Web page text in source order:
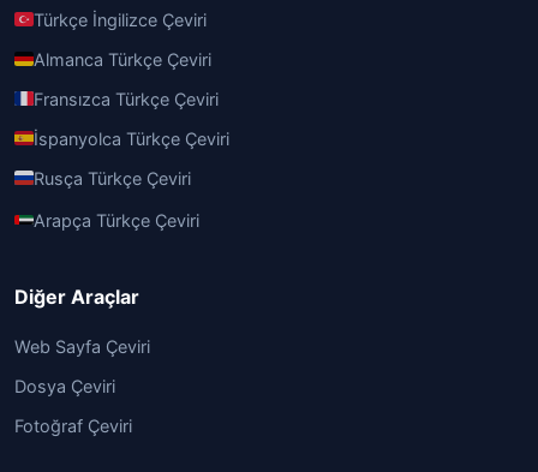
Türkçe İngilizce Çeviri
Almanca Türkçe Çeviri
Fransızca Türkçe Çeviri
İspanyolca Türkçe Çeviri
Rusça Türkçe Çeviri
Arapça Türkçe Çeviri
Diğer Araçlar
Web Sayfa Çeviri
Dosya Çeviri
Fotoğraf Çeviri